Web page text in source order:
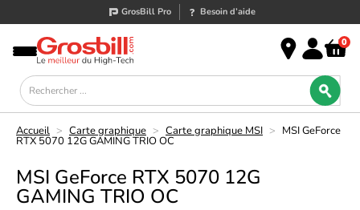
GrosBill Pro Besoin d’aide
0
Accueil > Carte graphique > Carte graphique MSI > MSI GeForce
RTX 5070 12G GAMING TRIO OC
MSI GeForce RTX 5070 12G
GAMING TRIO OC